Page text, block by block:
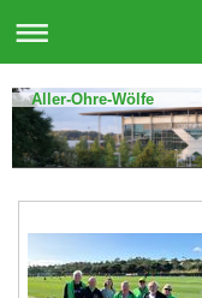
Aller-Ohre-Wölfe